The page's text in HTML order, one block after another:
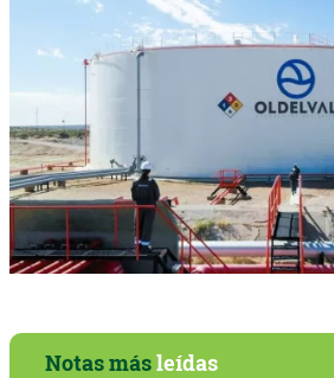
Notas másleídas